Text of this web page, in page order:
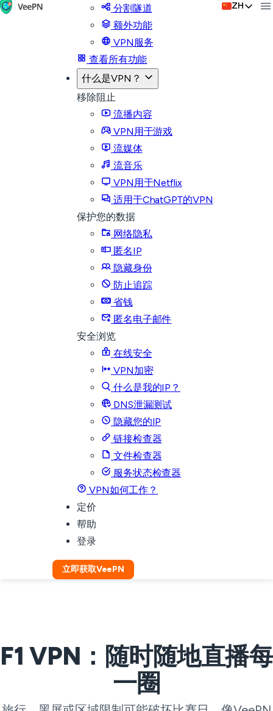
分割隧道
额外功能
VPN服务
查看所有功能
什么是VPN？
移除阻止
流播内容
VPN用于游戏
流媒体
流音乐
VPN用于Netflix
适用于ChatGPT的VPN
保护您的数据
网络隐私
匿名IP
隐藏身份
防止追踪
省钱
匿名电子邮件
安全浏览
在线安全
VPN加密
什么是我的IP？
DNS泄漏测试
隐藏您的IP
链接检查器
文件检查器
服务状态检查器
VPN如何工作？
定价
帮助
登录
立即获取VeePN
ZH
F1 VPN：随时随地直播每
一圈